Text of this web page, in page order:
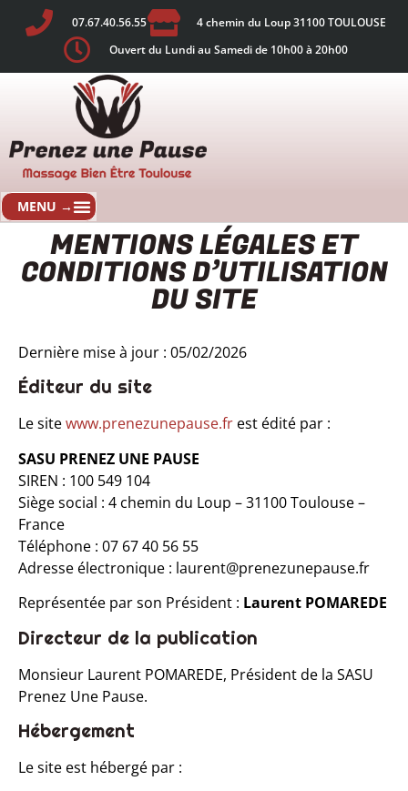
07.67.40.56.55
4 chemin du Loup 31100 TOULOUSE
Ouvert du Lundi au Samedi de 10h00 à 20h00
MENTIONS LÉGALES ET
CONDITIONS D’UTILISATION
DU SITE
Dernière mise à jour : 05/02/2026
Éditeur du site
Le sitewww.prenezunepause.fr est édité par :
SASU PRENEZ UNE PAUSE
SIREN : 100 549 104
Siège social : 4 chemin du Loup – 31100 Toulouse –
France
Téléphone : 07 67 40 56 55
Adresse électronique : laurent@prenezunepause.fr
Représentée par son Président : Laurent POMAREDE
Directeur de la publication
Monsieur Laurent POMAREDE, Président de la SASU
Prenez Une Pause.
Hébergement
Le site est hébergé par :